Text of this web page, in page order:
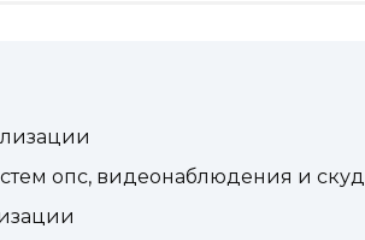
опс, видеонаблюдения и скуд